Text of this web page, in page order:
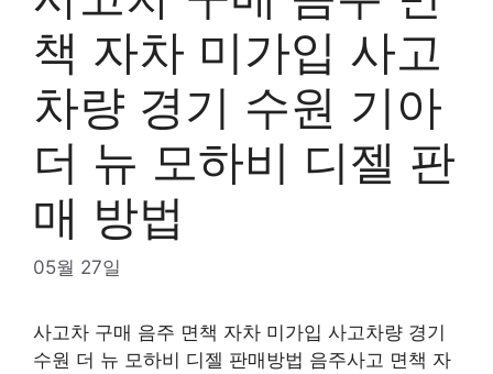
책 자차 미가입 사고
차량 경기 수원 기아
더 뉴 모하비 디젤 판
매 방법
05월 27일
사고차 구매 음주 면책 자차 미가입 사고차량 경기
수원 더 뉴 모하비 디젤 판매방법 음주사고 면책 자